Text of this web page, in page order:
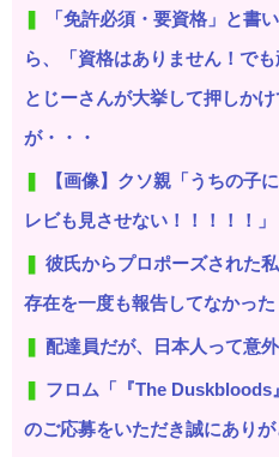
「免許必須・要資格」と書
ら、「資格はありません！で
とじーさんが大挙して押しか
が・・・
【画像】クソ親「うちの子
レビも見させない！！！！！」
彼氏からプロポーズされた
存在を一度も報告してなかった
配達員だが、日本人って意
フロム「『The Duskbloods
のご応募をいただき誠にありが